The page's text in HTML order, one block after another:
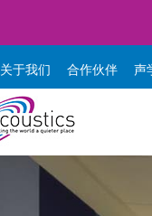
关于我们 合作伙伴 声